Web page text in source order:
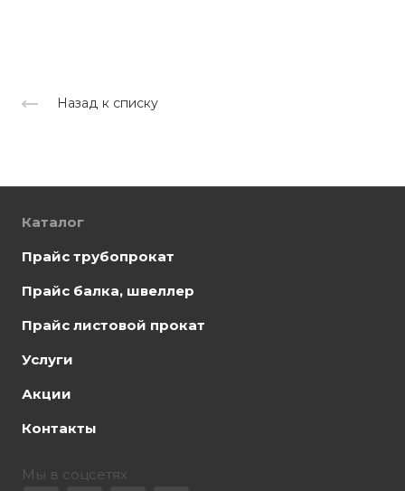
Назад к списку
Каталог
Прайс трубопрокат
Прайс балка, швеллер
Прайс листовой прокат
Услуги
Акции
Контакты
Мы в соцсетях